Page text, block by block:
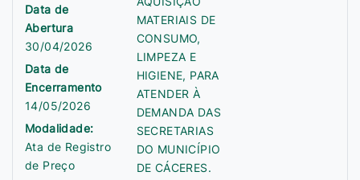
Data de
Abertura
30/04/2026
Data de
Encerramento
14/05/2026
Modalidade:
Ata de Registro
de Preço
MATERIAIS DE
CONSUMO,
LIMPEZA E
HIGIENE, PARA
ATENDER À
DEMANDA DAS
SECRETARIAS
DO MUNICÍPIO
DE CÁCERES.